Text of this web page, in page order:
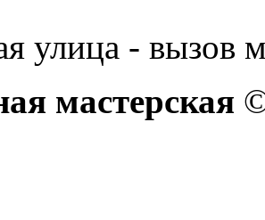
улица - вызов
мастерская